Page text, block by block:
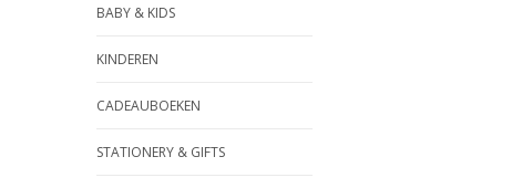
BABY & KIDS
KINDEREN
CADEAUBOEKEN
STATIONERY & GIFTS